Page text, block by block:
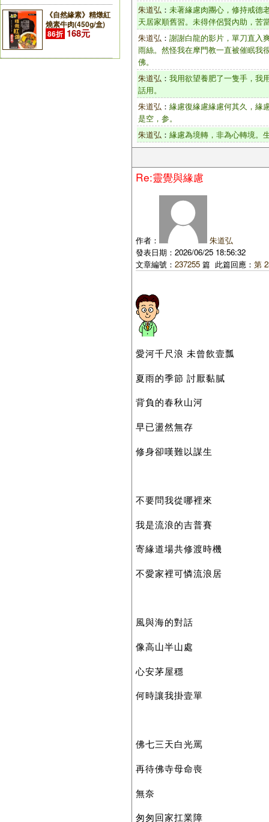
《自然緣素》精燉紅
燒素牛肉(450g/盒)
86折 168元
朱道弘 ： 未著緣慮肉團心，修持戒德
天居家順舊習。未得伴侶賢內助，苦
朱道弘 ： 謝謝白龍的影片，單刀直入
雨絲。然怪我在摩門教一直被催眠我
佛。
朱道弘 ： 我用欲望養肥了一隻手，我
話用。
朱道弘 ： 緣慮復緣慮緣慮何其久，緣
是空，参。
朱道弘 ： 緣慮為境轉，非為心轉境。
Re:靈覺與緣慮
作者：
朱道弘
發表日期：2026/06/25 18:56:32
文章編號： 237255 篇 此篇回應： 第
愛河千尺浪 未曾飲壹瓢
夏雨的季節 討厭黏膩
背負的春秋山河
早已盪然無存
修身卻嘆難以謀生
不要問我從哪裡來
我是流浪的吉普賽
寄緣道場共修渡時機
不愛家裡可憐流浪居
風與海的對話
像高山半山處
心安茅屋穩
何時讓我掛壹單
佛七三天白光罵
再待佛寺母命喪
無奈
匆匆回家扛業障